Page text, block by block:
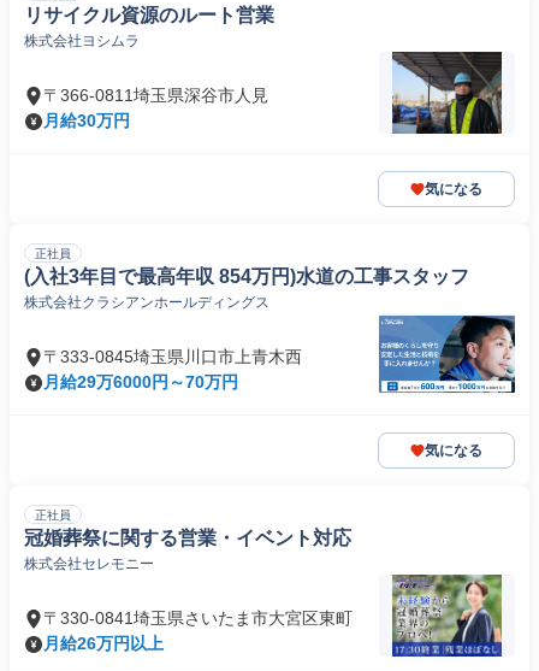
リサイクル資源のルート営業
株式会社ヨシムラ
〒366-0811埼玉県深谷市人見
月給30万円
気になる
正社員
(入社3年目で最高年収 854万円)水道の工事スタッフ
株式会社クラシアンホールディングス
〒333-0845埼玉県川口市上青木西
月給29万6000円～70万円
気になる
正社員
冠婚葬祭に関する営業・イベント対応
株式会社セレモニー
〒330-0841埼玉県さいたま市大宮区東町
月給26万円以上